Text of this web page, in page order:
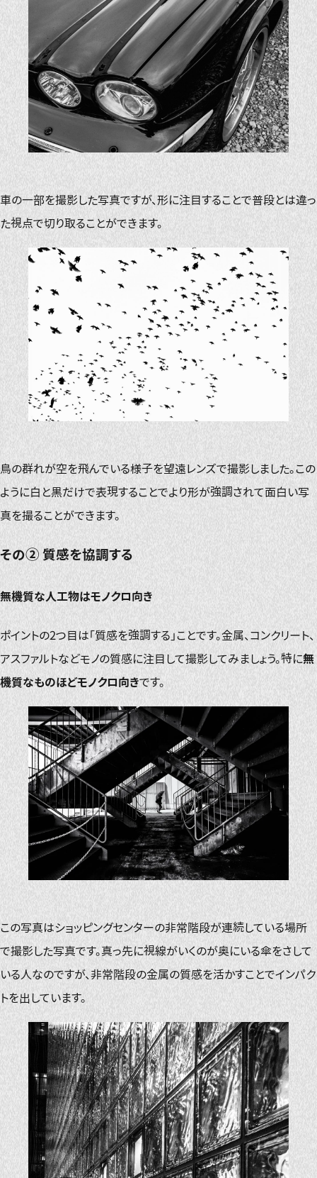
車の一部を撮影した写真ですが、形に注目することで普段とは違っ
た視点で切り取ることができます。
鳥の群れが空を飛んでいる様子を望遠レンズで撮影しました。この
ように白と黒だけで表現することでより形が強調されて面白い写
真を撮ることができます。
その② 質感を協調する
無機質な人工物はモノクロ向き
ポイントの2つ目は「質感を強調する」ことです。金属、コンクリート、
アスファルトなどモノの質感に注目して撮影してみましょう。特に無
機質なものほどモノクロ向きです。
この写真はショッピングセンターの非常階段が連続している場所
で撮影した写真です。真っ先に視線がいくのが奥にいる傘をさして
いる人なのですが、非常階段の金属の質感を活かすことでインパク
トを出しています。